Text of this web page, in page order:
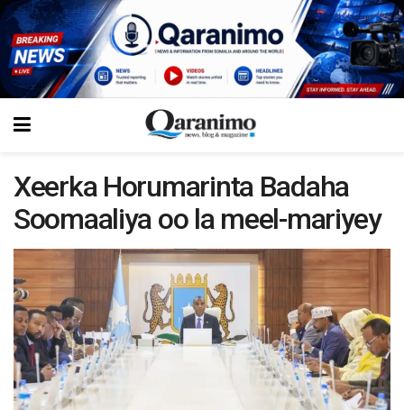
Xeerka Horumarinta Badaha
Soomaaliya oo la meel-mariyey